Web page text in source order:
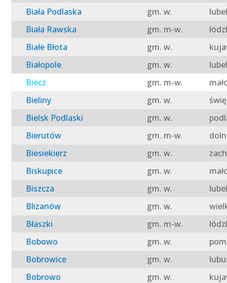
Biała Podlaska
gm. w.
Biała Rawska
gm. m-w.
Białe Błota
gm. w.
Białopole
gm. w.
Biecz
gm. m-w.
Bieliny
gm. w.
Bielsk Podlaski
gm. w.
Bierutów
gm. m-w.
Biesiekierz
gm. w.
Biskupice
gm. w.
Biszcza
gm. w.
Blizanów
gm. w.
Błaszki
gm. m-w.
Bobowo
gm. w.
Bobrowice
gm. w.
Bobrowo
gm. w.